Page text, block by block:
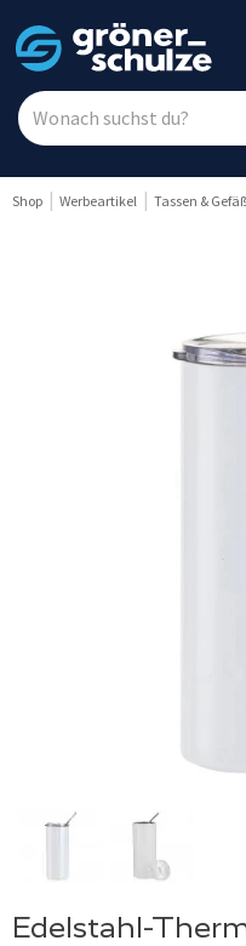
Shop Werbeartikel Tassen &
Edelstahl-